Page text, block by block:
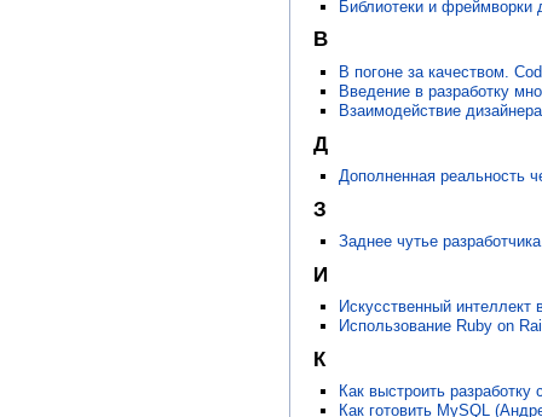
Библиотеки и фреймворки
В
В погоне за качеством.
Введение в разработку
Взаимодействие
Д
Дополненная реальность
З
Заднее чутье
И
Искусственный интеллект
Использование Ruby on
К
Как выстроить
Как готовить MySQL